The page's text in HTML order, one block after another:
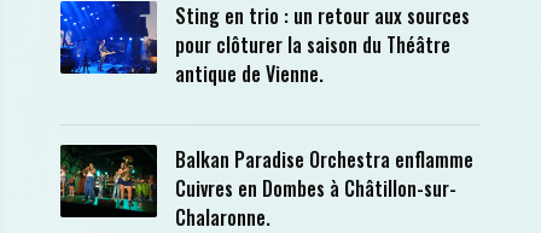
Sting en trio : un retour aux sources
pour clôturer la saison du Théâtre
antique de Vienne.
Balkan Paradise Orchestra enflamme
Cuivres en Dombes à Châtillon-sur-
Chalaronne.